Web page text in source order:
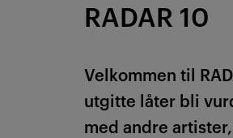
RADAR 10
Velkommen til
utgitte låter bli
med andre